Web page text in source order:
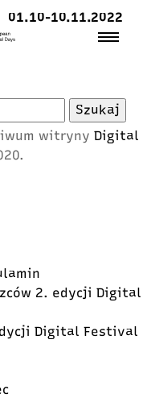
01.10-10.11.2022
witryny Digital
2. edycji Digital
Digital Festival